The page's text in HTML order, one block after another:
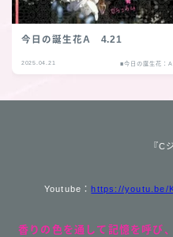
今日の誕生花A 4.21
2025.04.21 ■今日の誕生花：A
『C
Youtube： https://youtu.be/
香りの色を通して記憶を呼び